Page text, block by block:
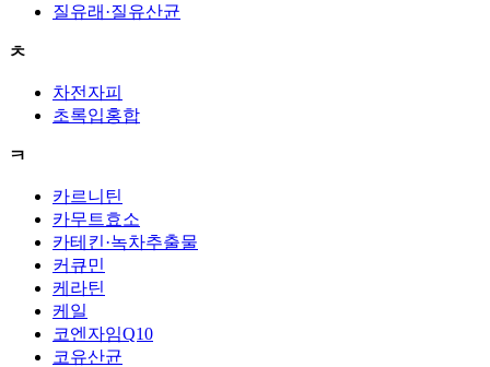
질유래·질유산균
ㅊ
차전자피
초록입홍합
ㅋ
카르니틴
카무트효소
카테킨·녹차추출물
커큐민
케라틴
케일
코엔자임Q10
코유산균